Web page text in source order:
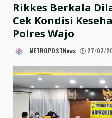
Rikkes Berkala
Cek Kondisi
Polres Wajo
METROPOSTNews 27/07/